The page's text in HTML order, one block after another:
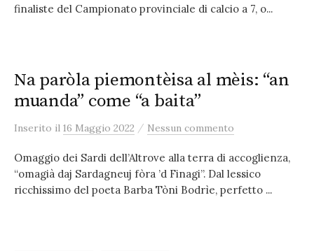
finaliste del Campionato provinciale di calcio a 7, o...
Na paròla piemontèisa al mèis: “an
muanda” come “a baita”
Inserito il 16 Maggio 2022 / Nessun commento
Omaggio dei Sardi dell’Altrove alla terra di accoglienza,
“omagià daj Sardagneuj fòra ’d Finagi”. Dal lessico
ricchissimo del poeta Barba Tòni Bodrìe, perfetto ...